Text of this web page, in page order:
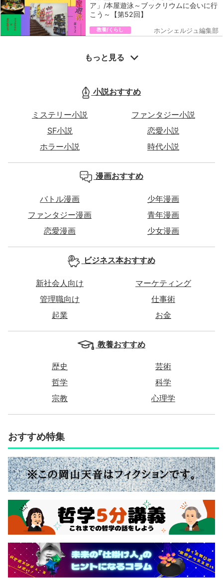
ア」/本屋遊泳～ブックリウムに会いに行
こう～【第52回】
教養/くらし ホンシェルジュ編集部
もっと見る
小説おすすめ
ミステリー小説
ファンタジー小説
SF小説
恋愛小説
ホラー小説
時代小説
漫画おすすめ
バトル漫画
少年漫画
ファンタジー漫画
青年漫画
恋愛漫画
少女漫画
ビジネス本おすすめ
新社会人向け
マーケティング
管理職向け
仕事術
起業
お金
教養おすすめ
歴史
芸術
哲学
科学
宗教
心理学
おすすめ特集